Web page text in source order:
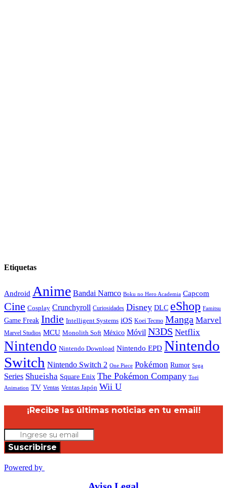
Etiquetas
Android Anime Bandai Namco Boku no Hero Academia Capcom
Cine Cosplay Crunchyroll Curiosidades Disney DLC eShop Famitsu
Game Freak Indie Intelligent Systems iOS Koei Tecmo Manga Marvel
Marvel Studios MCU Monolith Soft México Móvil N3DS Netflix
Nintendo Nintendo Download Nintendo EPD Nintendo
Switch Nintendo Switch 2 One Piece Pokémon Rumor Sega
Series Shueisha Square Enix The Pokémon Company Toei
Animation TV Ventas Ventas Japón Wii U
¡Recibe las últimas noticias en tu email!
Suscribirse
Powered by